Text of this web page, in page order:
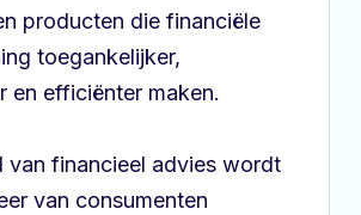
producten die financiële
toegankelijker,
en efficiënter maken.
van financieel advies wordt
van consumenten